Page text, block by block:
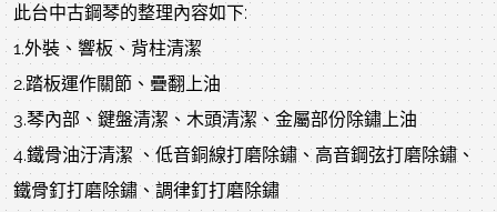
此台中古鋼琴的整理內容如下:
1.外裝、響板、背柱清潔
2.踏板運作關節、疊翻上油
3.琴內部、鍵盤清潔、木頭清潔、金屬部份除鏽上油
4.鐵骨油汙清潔 、低音銅線打磨除鏽、高音鋼弦打磨除鏽、
鐵骨釘打磨除鏽、調律釘打磨除鏽